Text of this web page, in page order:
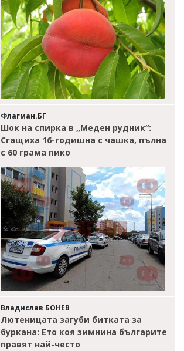
Флагман.БГ
Шок на спирка в „Меден рудник“:
Сгащиха 16-годишна с чашка, пълна
с 60 грама пико
Владислав БОНЕВ
Лютеницата загуби битката за
буркана: Ето коя зимнина българите
правят най-често